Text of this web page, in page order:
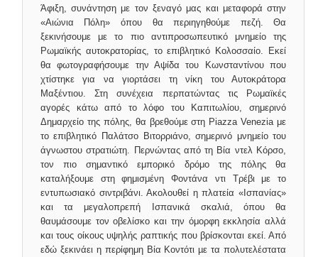
Άφιξη, συνάντηση με τον ξεναγό μας και μεταφορά στην
«Αιώνια Πόλη» όπου θα περιηγηθούμε πεζή. Θα
ξεκινήσουμε με το πιο αντιπροσωπευτικό μνημείο της
Ρωμαϊκής αυτοκρατορίας, το επιβλητικό Κολοσσαίο. Εκεί
θα φωτογραφήσουμε την Αψίδα του Κωνσταντίνου που
χτίστηκε για να γιορτάσει τη νίκη του Αυτοκράτορα
Μαξέντιου. Στη συνέχεια περπατώντας τις Ρωμαϊκές
αγορές κάτω από το λόφο του Καπιτωλίου, σημερινό
Δημαρχείο της πόλης, θα βρεθούμε στη Piazza Venezia με
το επιβλητικό Παλάτσο Βιτορριάνο, σημερινό μνημείο του
άγνωστου στρατιώτη. Περνώντας από τη Βία ντελ Κόρσο,
τον πιο σημαντικό εμπορικό δρόμο της πόλης θα
καταλήξουμε στη φημισμένη Φοντάνα ντι Τρέβι με το
εντυπωσιακό σιντριβάνι. Ακολουθεί η πλατεία «Ισπανίας»
και τα μεγαλοπρεπή Ισπανικά σκαλιά, όπου θα
θαυμάσουμε τον οβελίσκο και την όμορφη εκκλησία αλλά
και τους οίκους υψηλής ραπτικής που βρίσκονται εκεί. Από
εδώ ξεκινάει η περίφημη Βία Κοντότι µε τα πολυτελέστατα